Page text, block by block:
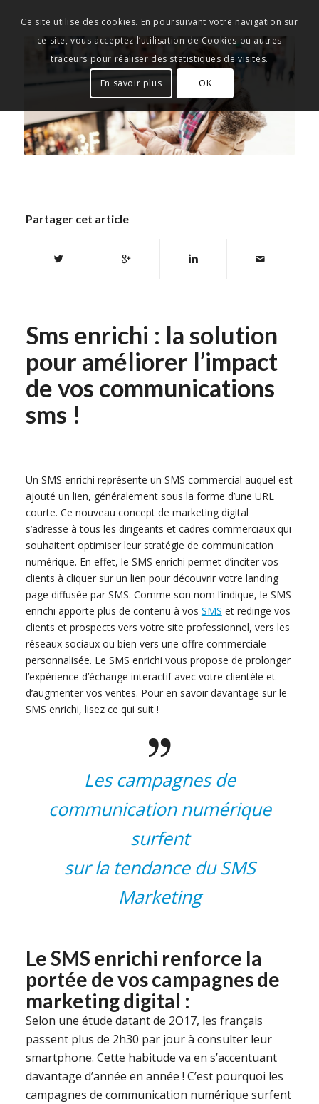
Partager cet article
Sms enrichi : la solution
pour améliorer l’impact
de vos communications
sms !
Un SMS enrichi représente un SMS commercial auquel est
ajouté un lien, généralement sous la forme d’une URL
courte. Ce nouveau concept de marketing digital
s’adresse à tous les dirigeants et cadres commerciaux qui
souhaitent optimiser leur stratégie de communication
numérique. En effet, le SMS enrichi permet d’inciter vos
clients à cliquer sur un lien pour découvrir votre landing
page diffusée par SMS. Comme son nom l’indique, le SMS
enrichi apporte plus de contenu à vos SMS et redirige vos
clients et prospects vers votre site professionnel, vers les
réseaux sociaux ou bien vers une offre commerciale
personnalisée. Le SMS enrichi vous propose de prolonger
l’expérience d’échange interactif avec votre clientèle et
d’augmenter vos ventes. Pour en savoir davantage sur le
SMS enrichi, lisez ce qui suit !
Les campagnes de
communication numérique
surfent
sur la tendance du SMS
Marketing
Le SMS enrichi renforce la
portée de vos campagnes de
marketing digital :
Selon une étude datant de 2O17, les français
passent plus de 2h30 par jour à consulter leur
smartphone. Cette habitude va en s’accentuant
davantage d’année en année ! C’est pourquoi les
campagnes de communication numérique surfent
Ce site utilise des cookies. En poursuivant votre navigation sur
ce site, vous acceptez l’utilisation de Cookies ou autres
traceurs pour réaliser des statistiques de visites.
En savoir plus OK